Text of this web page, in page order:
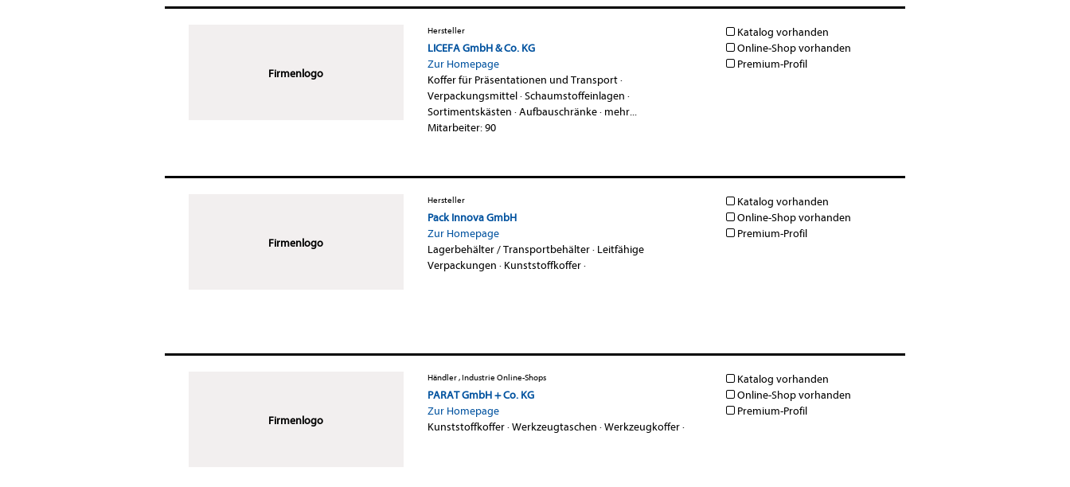
Firmenlogo
Hersteller
LICEFA GmbH & Co. KG
Zur Homepage
Koffer für Präsentationen und Transport·
Verpackungsmittel·Schaumstoffeinlagen ·
Sortimentskästen ·Aufbauschränke· mehr...
Mitarbeiter: 90
Katalog vorhanden
Online-Shop vorhanden
Premium-Profil
Firmenlogo
Hersteller
Pack Innova GmbH
Zur Homepage
Lagerbehälter / Transportbehälter· Leitfähige
Verpackungen · Kunststoffkoffer·
Katalog vorhanden
Online-Shop vorhanden
Premium-Profil
Firmenlogo
Händler , Industrie Online-Shops
PARAT GmbH + Co. KG
Zur Homepage
Kunststoffkoffer·Werkzeugtaschen ·Werkzeugkoffer·
Katalog vorhanden
Online-Shop vorhanden
Premium-Profil